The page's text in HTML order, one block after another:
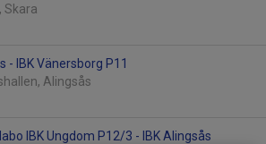
Skara
- IBK Vänersborg P11
Alingsås
IBK Ungdom P12/3 - IBK Alingsås